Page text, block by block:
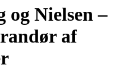
Nielsen –
af